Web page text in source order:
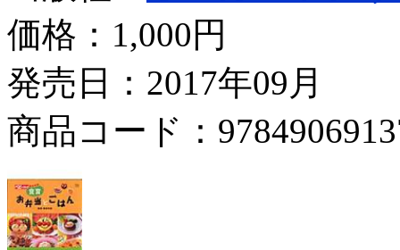
価格： 1,000円
発売日：2017年09月
商品コード：